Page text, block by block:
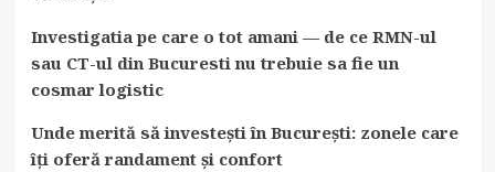
Investigatia pe care o tot amani — de ce RMN-ul
sau CT-ul din Bucuresti nu trebuie sa fie un
cosmar logistic
Unde merită să investești în București: zonele care
îți oferă randament și confort